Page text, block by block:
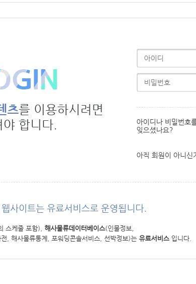
츠를 이용하시려면
야 합니다.
아이디나 비밀번호
잊으셨나요?
아직 회원이 아니신
사이트는 유료서비스로 운영됩니다.
스케줄 포함), 해사물류데이터베이스(인물정보,
, 해사물류통계, 포워딩콘솔서비스, 선박정보)는 유료서비스입니다.